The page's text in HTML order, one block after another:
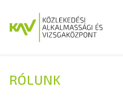
RÓLUNK